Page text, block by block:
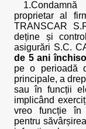
corupție?
denunță?
sesizare?
o faptă
de
corupție?
în
penal?
date
despre
posibile
fapte de
corupție?
de
corupție
Contacte
publică
Legii
544/2001
Legii
544/2001
aplicare
personal
oferit
baza
544/2001
proprietar al
TRANSCAR
deține și
asigurări S.C.
de 5 ani
pe o perioadă
principale, a
sau în funcții
implicând
vreo funcție în
pentru